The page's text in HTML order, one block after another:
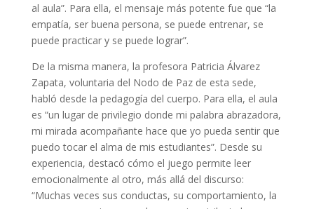
al aula”. Para ella, el mensaje más potente fue que “la
empatía, ser buena persona, se puede entrenar, se
puede practicar y se puede lograr”.
De la misma manera, la profesora Patricia Álvarez
Zapata, voluntaria del Nodo de Paz de esta sede,
habló desde la pedagogía del cuerpo. Para ella, el aula
es “un lugar de privilegio donde mi palabra abrazadora,
mi mirada acompañante hace que yo pueda sentir que
puedo tocar el alma de mis estudiantes”. Desde su
experiencia, destacó cómo el juego permite leer
emocionalmente al otro, más allá del discurso:
“Muchas veces sus conductas, su comportamiento, la